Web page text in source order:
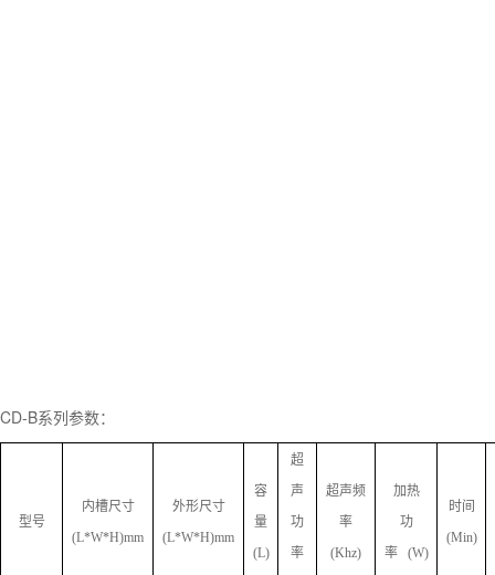
CD-B系列参数：
型号
内槽尺寸
(L*W*H)mm
外形尺寸
(L*W*H)mm
容
量
(L)
超
声
功
率
超声频
率
(Khz)
加热
功
率
(W)
时间
(Min)